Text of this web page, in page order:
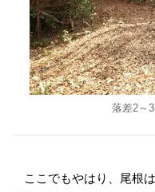
落差2～
ここでもやはり、尾根